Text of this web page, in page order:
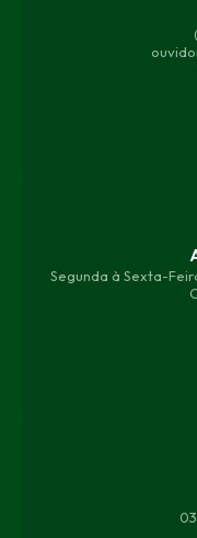
Segunda à Sexta-